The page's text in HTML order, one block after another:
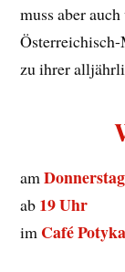
muss aber
zu ihrer
am
ab 19 Uhr
im Café Potyka